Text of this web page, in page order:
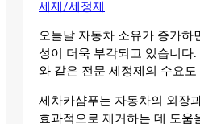
세제/세정제
오늘날 자동차 소유가 증가하
성이 더욱 부각되고 있습니다
와 같은 전문 세정제의 수요
세차카샴푸는 자동차의 외장
효과적으로 제거하는 데 도움